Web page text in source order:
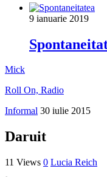
9 ianuarie 2019
Mick
Roll On, Radio
Informal 30 iulie 2015
Daruit
11 Views 0 Lucia Reich